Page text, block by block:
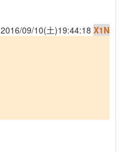
2016/09/10(土)19:44:18 X1N